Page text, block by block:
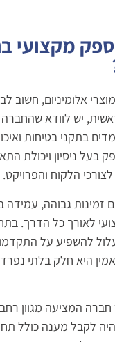
מקצועי
אלומיניום, חשוב
יש לוודא
בתקני בטיחות
בעל ניסיון ויכולת
הלקוח והפרויקט.
זמינות גבוהה, עמידה
לאורך כל הדרך.
עלול להשפיע על
היא חלק בלתי
המציעה מגוון
לקבל מענה כולל